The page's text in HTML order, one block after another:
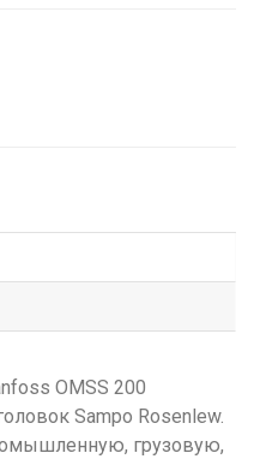
OMSS 200
Sampo Rosenlew.
грузовую,